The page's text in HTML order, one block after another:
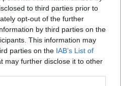
to third parties prior to
opt-out of the further
by third parties on the
This information may
parties on the IAB’s List of
may further disclose it to other